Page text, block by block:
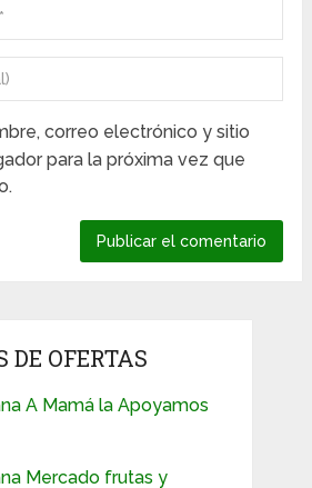
correo electrónico y sitio
para la próxima vez que
DE OFERTAS
A Mamá la Apoyamos
Mercado frutas y